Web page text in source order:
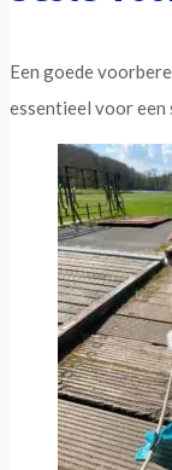
Een goede
essentieel voor een